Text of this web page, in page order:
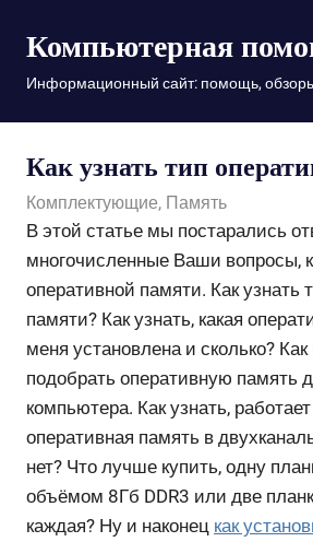
содержимому
Компьютерная
Информационный сайт: помощь,
Как узнать тип
26.11.2018
admin
Комплектующие, Память
В этой статье мы постарались
многочисленные Ваши вопросы,
оперативной памяти. Как узнать
памяти? Как узнать, какая
меня установлена и сколько?
подобрать оперативную память
компьютера. Как узнать,
оперативная память в
нет? Что лучше купить, одну
объёмом 8Гб DDR3 или две
каждая? Ну и наконец как